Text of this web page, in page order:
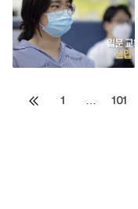
Posts
이전
1 … 101